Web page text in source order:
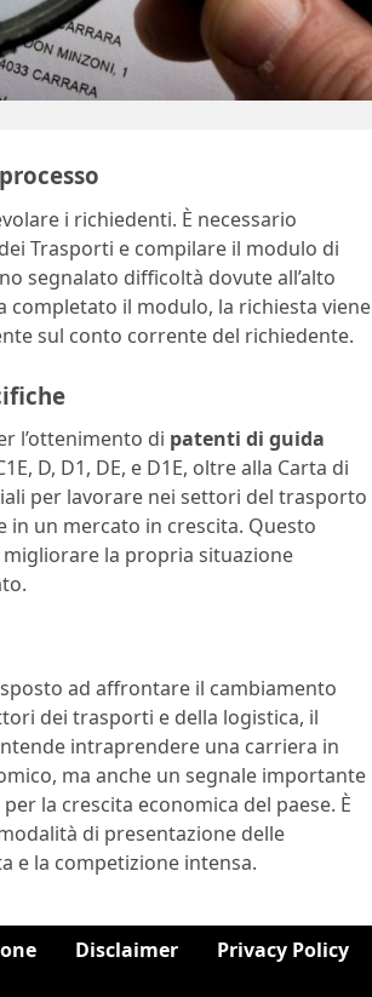
i richiedenti. È necessario
Trasporti e compilare il modulo di
segnalato difficoltà dovute all’alto
il modulo, la richiesta viene
sul conto corrente del richiedente.
l’ottenimento di patenti di guida
D, D1, DE, e D1E, oltre alla Carta di
per lavorare nei settori del trasporto
un mercato in crescita. Questo
la propria situazione
ad affrontare il cambiamento
dei trasporti e della logistica, il
intraprendere una carriera in
ma anche un segnale importante
la crescita economica del paese. È
di presentazione delle
e la competizione intensa.
Disclaimer Privacy Policy